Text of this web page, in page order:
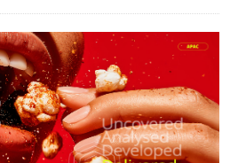
们不仅在回答问题，更是在“塑造”一
了显得更理智，也许是为了维持一
于研究员而言，最大的陷阱莫过于把
了洞察本身。 其实，调研中的确认偏
，并非需要被清洗掉的“数据噪音”。
费者真实内心世界的钥匙。 这篇文章